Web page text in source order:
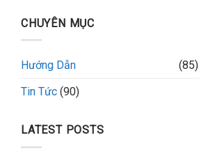
CHUYÊN MỤC
Hướng Dẫn
(85)
Tin Tức (90)
LATEST POSTS